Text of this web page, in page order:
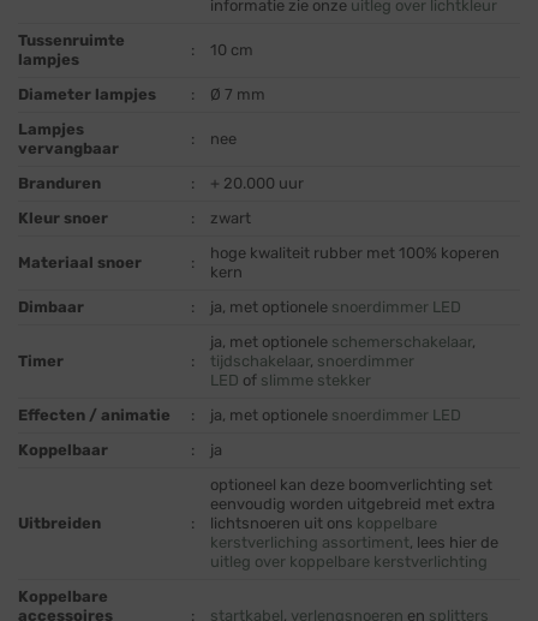
informatie zie onze uitleg over lichtkleur
Tussenruimte
lampjes
: 10 cm
Diameter lampjes :
Ø 7 mm
Lampjes
vervangbaar
: nee
Branduren :
+ 20.000 uur
Kleur snoer
: zwart
Materiaal snoer :
hoge kwaliteit rubber met 100% koperen
kern
Dimbaar
: ja, met optionele snoerdimmer LED
Timer :
ja, met optionele schemerschakelaar
tijdschakelaar snoerdimmer
LED of slimme stekker
Effecten / animatie
: ja, met optionele snoerdimmer LED
Koppelbaar
: ja
Uitbreiden :
optioneel kan deze boomverlichting set
eenvoudig worden uitgebreid met extra
lichtsnoeren uit ons koppelbare
kerstverliching assortiment , lees hier de
uitleg over koppelbare kerstverlichting
Koppelbare
accessoires
: startkabel verlengsnoeren en splitters